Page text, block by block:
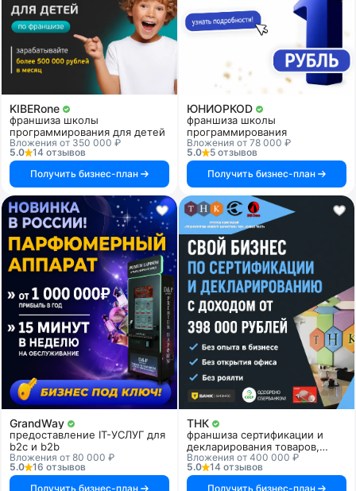
KIBERone
франшиза школы
программирования для детей
Вложения от 350 000 ₽
5.0
14 отзывов
Получить бизнес-план
ЮНИОРКОD
франшиза школы
программирования
Вложения от 78 000 ₽
5.0
5 отзывов
Получить бизнес-план
GrandWay
предоставление IT-УСЛУГ для
b2c и b2b
Вложения от 80 000 ₽
5.0
16 отзывов
Получить бизнес-план
ТНК
франшиза сертификации и
декларирования товаров,
продукции и услуг
Вложения от 400 000 ₽
5.0
14 отзывов
Получить бизнес-план